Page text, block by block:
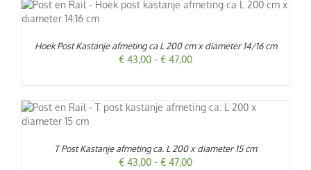
Hoek Post Kastanje afmeting ca L 200 cm x diameter 14/16 cm
€ 43,00 - € 47,00Prijsklasse:
T Post Kastanje afmeting ca. L 200 x diameter 15 cm
€ 43,00 - € 47,00Prijsklasse: